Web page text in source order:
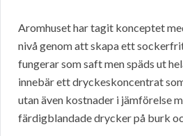
Aromhuset har tagit konceptet
nivå genom att skapa ett
fungerar som saft men späds ut
innebär ett dryckeskoncentrat
utan även kostnader i jämförelse
färdigblandade drycker på burk